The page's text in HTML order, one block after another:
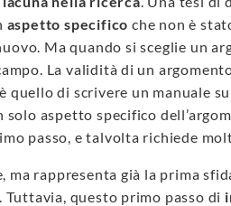
aspetto specifico che non è
Ma quando si sceglie un
La validità di un
quello di scrivere un manuale
aspetto specifico
passo, e talvolta richiede
ma rappresenta già la prima
questo primo passo di